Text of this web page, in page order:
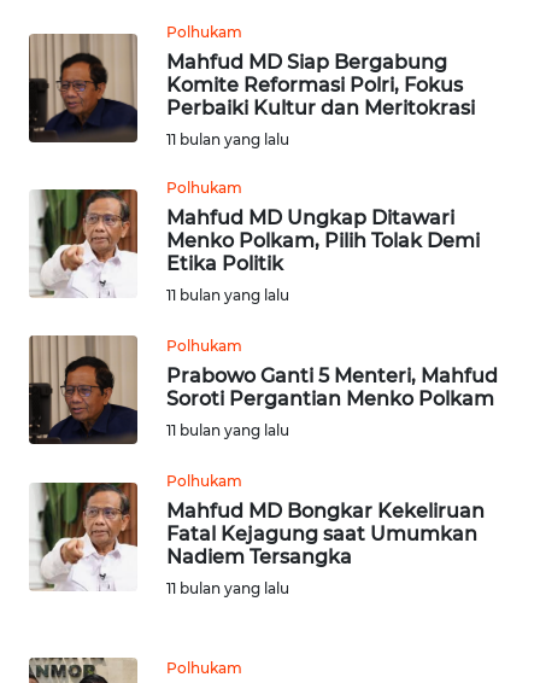
Polhukam
Mahfud MD Siap Bergabung
Komite Reformasi Polri, Fokus
Perbaiki Kultur dan Meritokrasi
11 bulan yang lalu
Polhukam
Mahfud MD Ungkap Ditawari
Menko Polkam, Pilih Tolak Demi
Etika Politik
11 bulan yang lalu
Polhukam
Prabowo Ganti 5 Menteri, Mahfud
Soroti Pergantian Menko Polkam
11 bulan yang lalu
Polhukam
Mahfud MD Bongkar Kekeliruan
Fatal Kejagung saat Umumkan
Nadiem Tersangka
11 bulan yang lalu
Polhukam
TANJUNG
LESUNG
KARO
WN
SIMALUNGUN
WN
LABUHANBATU
WN
TENGAH
WN DELI
SERDANG
TEBING